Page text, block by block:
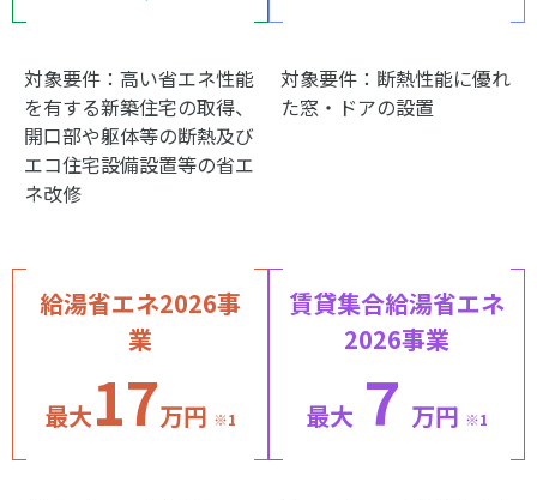
対象要件：高い省エネ性能
を有する新築住宅の取得、
開口部や躯体等の断熱及び
エコ住宅設備設置等の省エ
ネ改修
対象要件：断熱性能に優れ
た窓・ドアの設置
給湯省エネ2026事
業
最大17万円 ※1
賃貸集合給湯省エネ
2026事業
最大 ７ 万円 ※1